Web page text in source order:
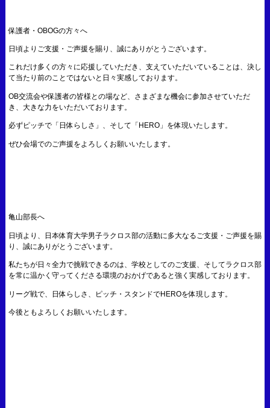
保護者・OBOGの方々へ
日頃よりご支援・ご声援を賜り、誠にありがとうございます。
これだけ多くの方々に応援していただき、支えていただいていることは、決し
て当たり前のことではないと日々実感しております。
OB交流会や保護者の皆様との場など、さまざまな機会に参加させていただ
き、大きな力をいただいております。
必ずピッチで「日体らしさ」、そして「HERO」を体現いたします。
ぜひ会場でのご声援をよろしくお願いいたします。
亀山部長へ
日頃より、日本体育大学男子ラクロス部の活動に多大なるご支援・ご声援を賜
り、誠にありがとうございます。
私たちが日々全力で挑戦できるのは、学校としてのご支援、そしてラクロス部
を常に温かく守ってくださる環境のおかげであると強く実感しております。
リーグ戦で、日体らしさ、ピッチ・スタンドでHEROを体現します。
今後ともよろしくお願いいたします。